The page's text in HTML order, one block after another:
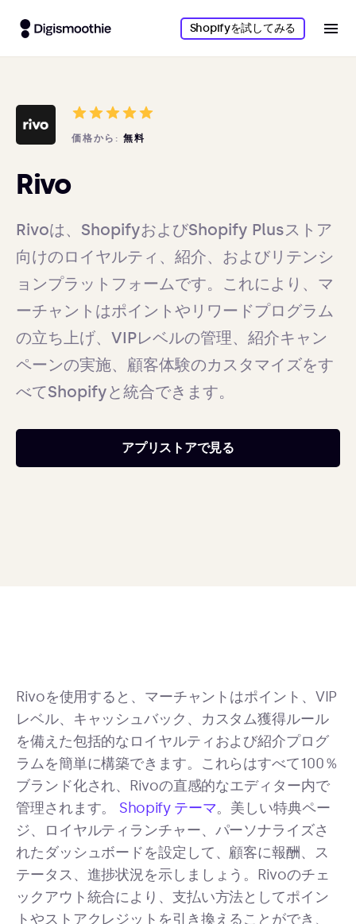
Shopifyを試してみる
価格から: 無料
Rivo
Rivoは、ShopifyおよびShopify Plusストア
向けのロイヤルティ、紹介、およびリテンシ
ョンプラットフォームです。これにより、マ
ーチャントはポイントやリワードプログラム
の立ち上げ、VIPレベルの管理、紹介キャン
ペーンの実施、顧客体験のカスタマイズをす
べてShopifyと統合できます。
アプリストアで見る
Rivoを使用すると、マーチャントはポイント、VIP
レベル、キャッシュバック、カスタム獲得ルール
を備えた包括的なロイヤルティおよび紹介プログ
ラムを簡単に構築できます。これらはすべて100％
ブランド化され、Rivoの直感的なエディター内で
管理されます。 Shopify テーマ。美しい特典ペー
ジ、ロイヤルティランチャー、パーソナライズさ
れたダッシュボードを設定して、顧客に報酬、ス
テータス、進捗状況を示しましょう。Rivoのチェ
ックアウト統合により、支払い方法としてポイン
トやストアクレジットを引き換えることができ、